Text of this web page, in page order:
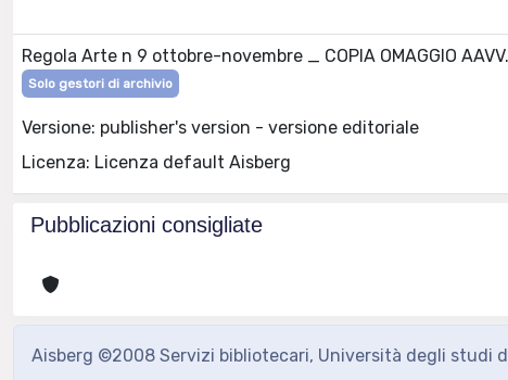
Regola Arte n 9 ottobre-novembre _ COPIA OMAGGIO
Solo gestori di archivio
Versione: publisher's version - versione editoriale
Licenza: Licenza default Aisberg
Pubblicazioni consigliate
Aisberg ©2008 Servizi bibliotecari, Università degli studi